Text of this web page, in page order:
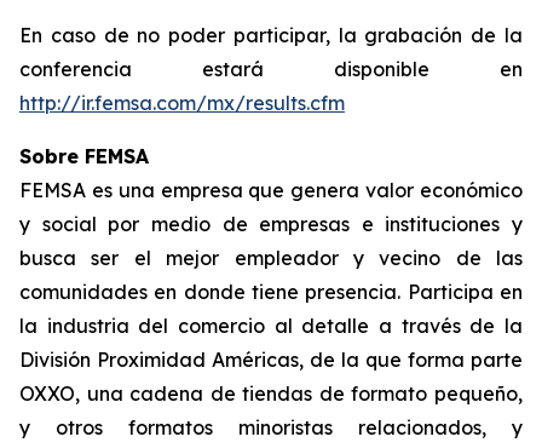
En caso de no poder participar, la grabación de la
conferencia estará disponible en
http://ir.femsa.com/mx/results.cfm
Sobre FEMSA
FEMSA es una empresa que genera valor económico
y social por medio de empresas e instituciones y
busca ser el mejor empleador y vecino de las
comunidades en donde tiene presencia. Participa en
la industria del comercio al detalle a través de la
División Proximidad Américas, de la que forma parte
OXXO, una cadena de tiendas de formato pequeño,
y otros formatos minoristas relacionados, y